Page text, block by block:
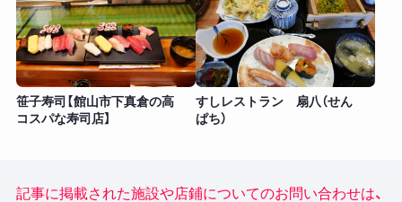
笹子寿司【館山市下真倉の高
コスパな寿司店】
すしレストラン 扇八（せん
ぱち）
記事に掲載された施設や店鋪についてのお問い合わせは、